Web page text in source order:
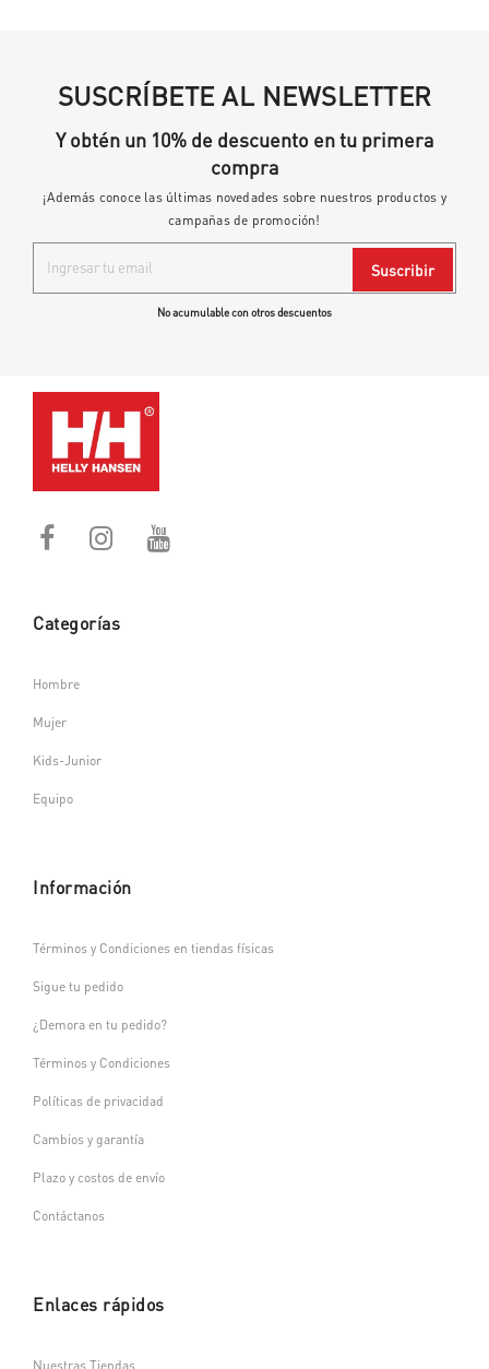
SUSCRÍBETE AL NEWSLETTER
Y obtén un 10% de descuento en tu primera
compra
¡Además conoce las últimas novedades sobre nuestros productos y
campañas de promoción!
Suscribir
No acumulable con otros descuentos
Categorías
Hombre
Mujer
Kids-Junior
Equipo
Información
Términos y Condiciones en tiendas físicas
Sigue tu pedido
¿Demora en tu pedido?
Términos y Condiciones
Políticas de privacidad
Cambios y garantía
Plazo y costos de envío
Contáctanos
Enlaces rápidos
Nuestras Tiendas